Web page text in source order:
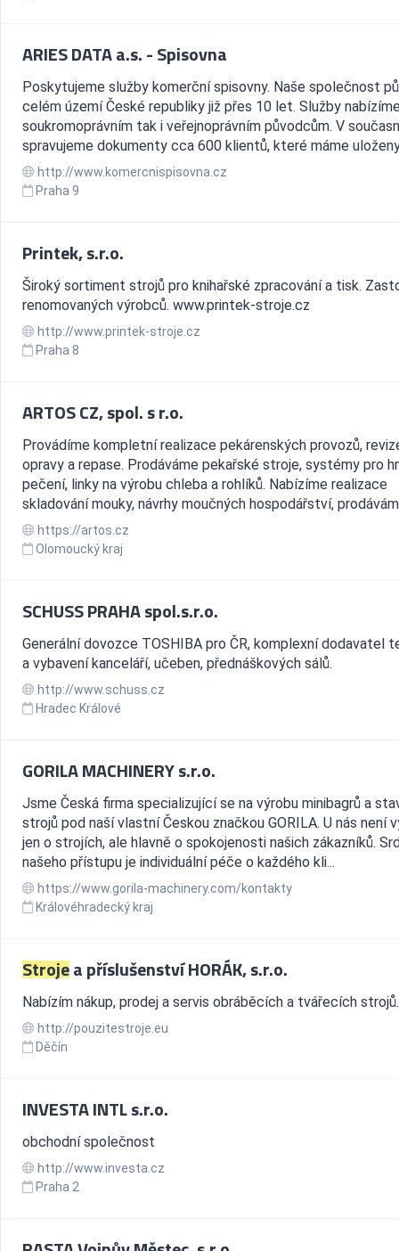
ARIES DATA a.s. - Spisovna
Poskytujeme služby komerční spisovny. Naše společnost
celém území České republiky již přes 10 let. Služby
soukromoprávním tak i veřejnoprávním původcům. V
spravujeme dokumenty cca 600 klientů, které máme
http://www.komercnispisovna.cz
Praha 9
Printek, s.r.o.
Široký sortiment strojů pro knihařské zpracování a tisk.
renomovaných výrobců. www.printek-stroje.cz
http://www.printek-stroje.cz
Praha 8
ARTOS CZ, spol. s r.o.
Provádíme kompletní realizace pekárenských provozů,
opravy a repase. Prodáváme pekařské stroje, systémy pro
pečení, linky na výrobu chleba a rohlíků. Nabízíme realizace
skladování mouky, návrhy moučných hospodářství,
https://artos.cz
Olomoucký kraj
SCHUSS PRAHA spol.s.r.o.
Generální dovozce TOSHIBA pro ČR, komplexní dodavatel
a vybavení kanceláří, učeben, přednáškových sálů.
http://www.schuss.cz
Hradec Králové
GORILA MACHINERY s.r.o.
Jsme Česká firma specializující se na výrobu minibagrů a
strojů pod naší vlastní Českou značkou GORILA. U nás není
jen o strojích, ale hlavně o spokojenosti našich zákazníků.
našeho přístupu je individuální péče o každého kli...
https://www.gorila-machinery.com/kontakty
Královéhradecký kraj
Strojea příslušenství HORÁK, s.r.o.
Nabízím nákup, prodej a servis obráběcích a tvářecích strojů.
http://pouzitestroje.eu
Děčín
INVESTA INTL s.r.o.
obchodní společnost
http://www.investa.cz
Praha 2